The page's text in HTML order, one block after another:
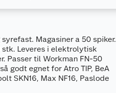
Magasiner a 50 spiker.
Leveres i elektrolytisk
Passer til Workman FN-50
godt egnet for Atro TIP, BeA
SKN16, Max NF16, Paslode